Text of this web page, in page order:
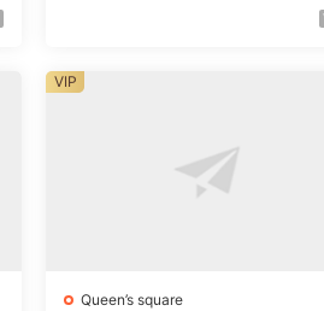
Queen’s square
VIP